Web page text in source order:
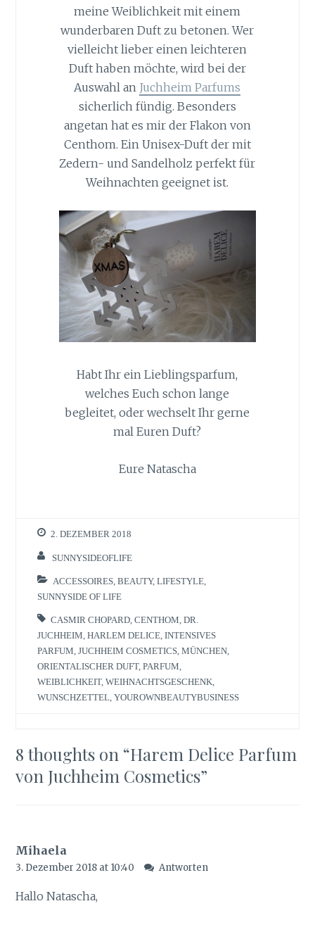
meine Weiblichkeit mit einem
wunderbaren Duft zu betonen. Wer
vielleicht lieber einen leichteren
Duft haben möchte, wird bei der
Auswahl an Juchheim Parfums
sicherlich fündig. Besonders
angetan hat es mir der Flakon von
Centhom. Ein Unisex-Duft der mit
Zedern- und Sandelholz perfekt für
Weihnachten geeignet ist.
Habt Ihr ein Lieblingsparfum,
welches Euch schon lange
begleitet, oder wechselt Ihr gerne
mal Euren Duft?
Eure Natascha
2. DEZEMBER 2018
SUNNYSIDEOFLIFE
ACCESSOIRES ,BEAUTY,LIFESTYLE
SUNNYSIDE OF LIFE
CASMIR CHOPARD ,CENTHOM ,DR.
JUCHHEIM ,HARLEM DELICE ,INTENSIVES
PARFUM ,JUCHHEIM COSMETICS ,MÜNCHEN
ORIENTALISCHER DUFT,PARFUM
WEIBLICHKEIT,WEIHNACHTSGESCHENK
WUNSCHZETTEL ,YOUROWNBEAUTYBUSINESS
8 thoughts on “Harem Delice Parfum
von Juchheim Cosmetics”
Mihaela
3. Dezember 2018 at 10:40 Antworten
Hallo Natascha,